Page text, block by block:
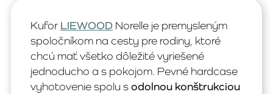
Kufor LIEWOOD Norelle je premysleným
spoločníkom na cesty pre rodiny, ktoré
chcú mať všetko dôležité vyriešené
jednoducho a s pokojom. Pevné hardcase
vyhotovenie spolu sodolnou konštrukciou